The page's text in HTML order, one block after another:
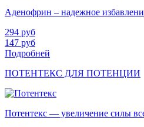
Аденофрин – надежное
294 руб
147 руб
Подробней
ПОТЕНТЕКС ДЛЯ ПОТЕНЦИИ
Потентекс — увеличение силы